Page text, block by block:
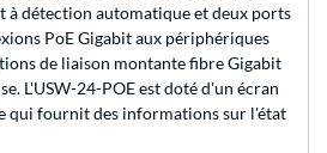
à détection automatique et deux ports
PoE Gigabit aux périphériques
de liaison montante fibre Gigabit
L'USW-24-POE est doté d'un écran
qui fournit des informations sur l'état